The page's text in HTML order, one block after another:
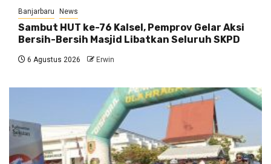
Banjarbaru News
Sambut HUT ke-76 Kalsel, Pemprov Gelar Aksi
Bersih-Bersih Masjid Libatkan Seluruh SKPD
6 Agustus 2026 Erwin